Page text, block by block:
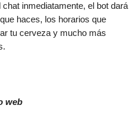
inmediatamente, el bot dará
haces, los horarios que
tu cerveza y mucho más
web